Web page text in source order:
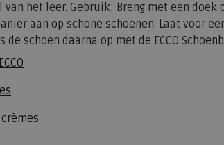
het leer. Gebruik: Breng met een doek
aan op schone schoenen. Laat voor
de schoen daarna op met de ECCO
ECCO
crèmes